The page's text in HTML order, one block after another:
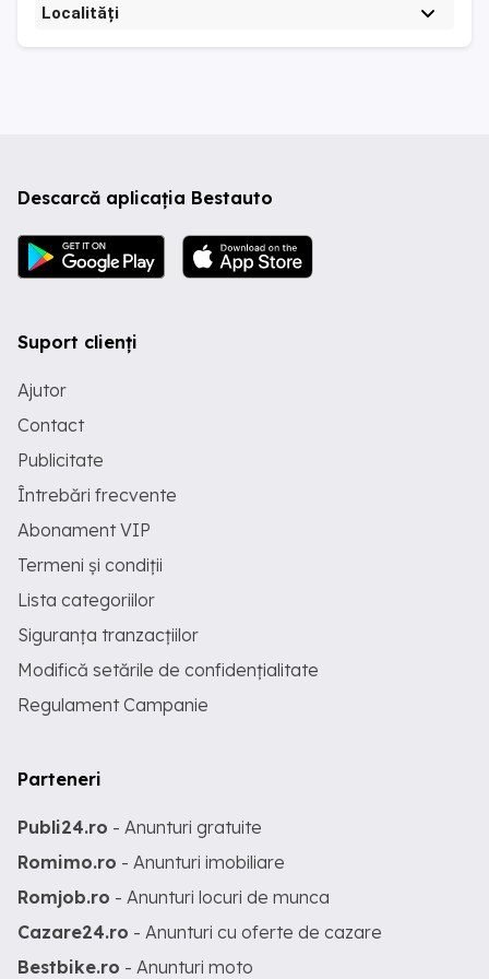
Localități
Descarcă aplicația Bestauto
Suport clienți
Ajutor
Contact
Publicitate
Întrebări frecvente
Abonament VIP
Termeni și condiții
Lista categoriilor
Siguranța tranzacțiilor
Modifică setările de confidențialitate
Regulament Campanie
Parteneri
Publi24.ro - Anunturi gratuite
Romimo.ro - Anunturi imobiliare
Romjob.ro - Anunturi locuri de munca
Cazare24.ro - Anunturi cu oferte de cazare
Bestbike.ro - Anunturi moto